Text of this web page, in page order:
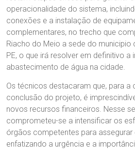
operacionalidade do sistema,
conexões e a instalação de
complementares, no trecho que
Riacho do Meio a sede do municipio
PE, o que irá resolver em definitivo a
abastecimento de água na cidade.
Os técnicos destacaram que, para a
conclusão do projeto, é
novos recursos financeiros. Nesse
comprometeu-se a intensificar os
órgãos competentes para assegurar
enfatizando a urgência e a